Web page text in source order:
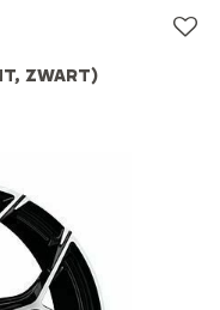
ZWART)